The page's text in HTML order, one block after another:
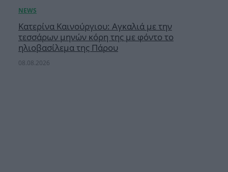
Κατερίνα Καινούργιου: Αγκαλιά με την
τεσσάρων μηνών κόρη της με φόντο το
ηλιοβασίλεμα της Πάρου
08.08.2026